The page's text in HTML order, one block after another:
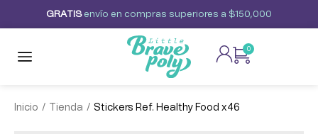
GRAT S envío en compras superiores a $150,000
0
Inicio / Tienda / Stickers Ref. Healthy Food x46